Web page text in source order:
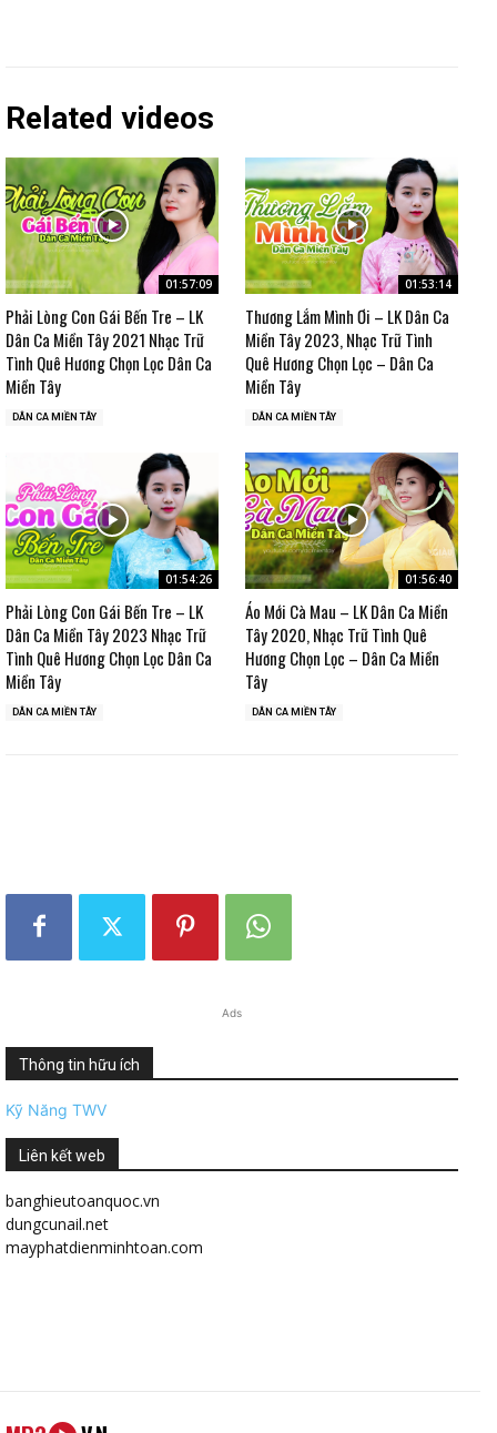
Related videos
01:57:09
Phải Lòng Con Gái Bến Tre – LK
Dân Ca Miền Tây 2021 Nhạc Trữ
Tình Quê Hương Chọn Lọc Dân Ca
Miền Tây
DÂN CA MIỀN TÂY
01:53:14
Thương Lắm Mình Ơi – LK Dân Ca
Miền Tây 2023, Nhạc Trữ Tình
Quê Hương Chọn Lọc – Dân Ca
Miền Tây
DÂN CA MIỀN TÂY
01:54:26
Phải Lòng Con Gái Bến Tre – LK
Dân Ca Miền Tây 2023 Nhạc Trữ
Tình Quê Hương Chọn Lọc Dân Ca
Miền Tây
DÂN CA MIỀN TÂY
01:56:40
Áo Mới Cà Mau – LK Dân Ca Miền
Tây 2020, Nhạc Trữ Tình Quê
Hương Chọn Lọc – Dân Ca Miền
Tây
DÂN CA MIỀN TÂY
Ads
Thông tin hữu ích
Kỹ Năng TWV
Liên kết web
banghieutoanquoc.vn
dungcunail.net
mayphatdienminhtoan.com